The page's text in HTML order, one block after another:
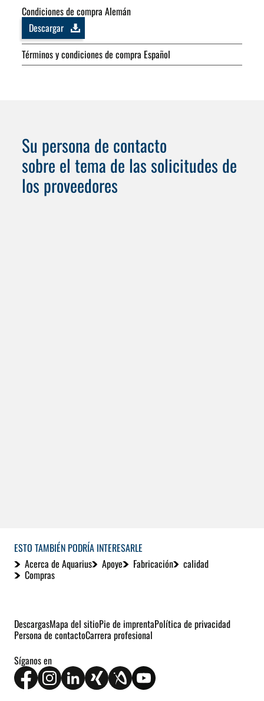
Condiciones de compra Alemán
Descargar
Términos y condiciones de compra Español
Su persona de contacto
sobre el tema de las solicitudes de
los proveedores
ESTO TAMBIÉN PODRÍA INTERESARLE
Acerca de Aquarius
Apoye Fabricación calidad
Compras
DescargasMapa del sitioPie de imprentaPolítica de privacidad
Persona de contactoCarrera profesional
Síganos en